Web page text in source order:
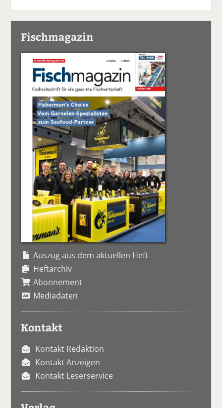
Fischmagazin
Auszug aus dem aktuellen Heft
Heftarchiv
Abonnement
Mediadaten
Kontakt
Kontakt Redaktion
Kontakt Anzeigen
Kontakt Leserservice